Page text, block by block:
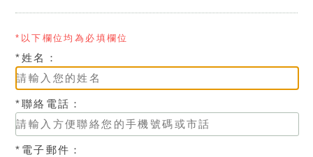
*以下欄位均為必填欄位
*姓名：
*聯絡電話：
*電子郵件：